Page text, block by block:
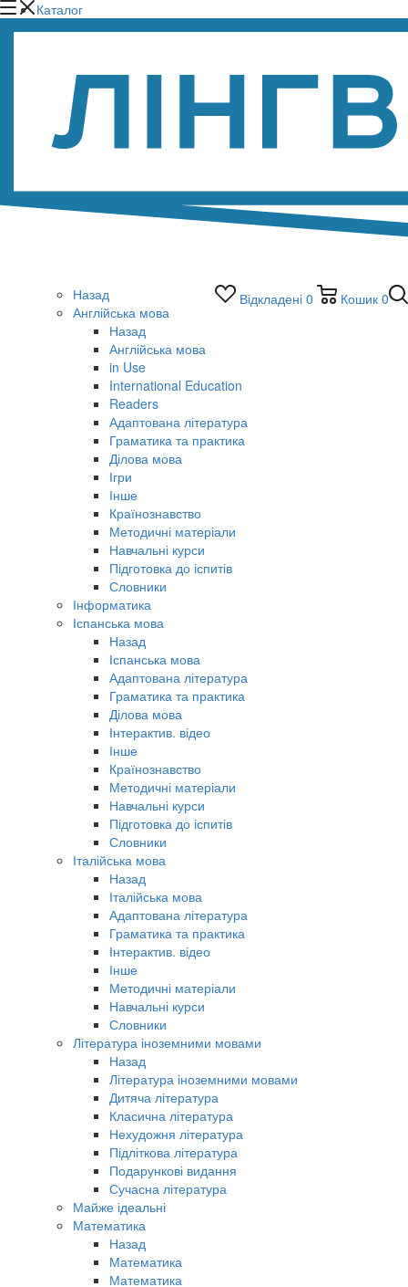
Відкладені 0 Кошик 0
Каталог
Назад
Англійська мова
Назад
Англійська мова
in Use
International Education
Readers
Адаптована література
Граматика та практика
Ділова мова
Ігри
Інше
Країнознавство
Методичні матеріали
Навчальні курси
Підготовка до іспитів
Словники
Інформатика
Іспанська мова
Назад
Іспанська мова
Адаптована література
Граматика та практика
Ділова мова
Інтерактив. відео
Інше
Країнознавство
Методичні матеріали
Навчальні курси
Підготовка до іспитів
Словники
Італійська мова
Назад
Італійська мова
Адаптована література
Граматика та практика
Інтерактив. відео
Інше
Методичні матеріали
Навчальні курси
Словники
Література іноземними мовами
Назад
Література іноземними мовами
Дитяча література
Класична література
Нехудожня література
Підліткова література
Подарункові видання
Сучасна література
Майже ідеальні
Математика
Назад
Математика
Математика